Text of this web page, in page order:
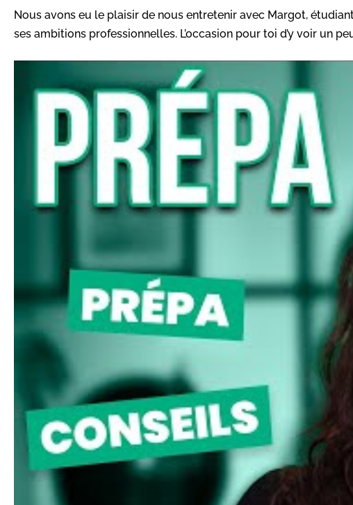
Nous avons eu le plaisir de nous entretenir avec Margot,
ses ambitions professionnelles. L’occasion pour toi d’y voir un